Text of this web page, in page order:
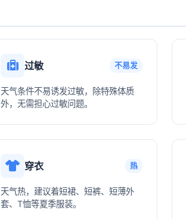
过敏 不易发
天气条件不易诱发过敏，除特殊体质
外，无需担心过敏问题。
穿衣 热
天气热，建议着短裙、短裤、短薄外
套、T恤等夏季服装。